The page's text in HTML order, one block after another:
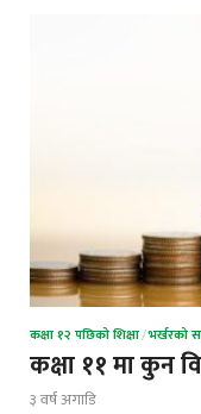
कक्षा १२ पछिको शिक्षा/भर्खरको
कक्षा ११ मा कुन
३ वर्ष अगाडि